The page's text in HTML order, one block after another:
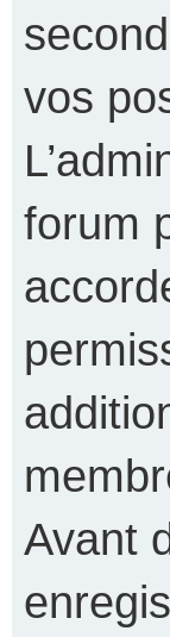
vos
forum
Avant